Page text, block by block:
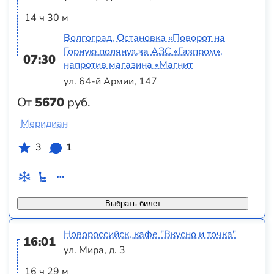
14 ч 30 м
07:30
От 5670 руб.
Волгоград, Остановка «Поворот на
Горную поляну»,за АЗС «Газпром»,
напротив магазина «Магнит
ул. 64-й Армии, 147
Выбрать билет
Меридиан
3
1
16:01
Новороссийск, кафе "Вкусно и точка"
ул. Мира, д. 3